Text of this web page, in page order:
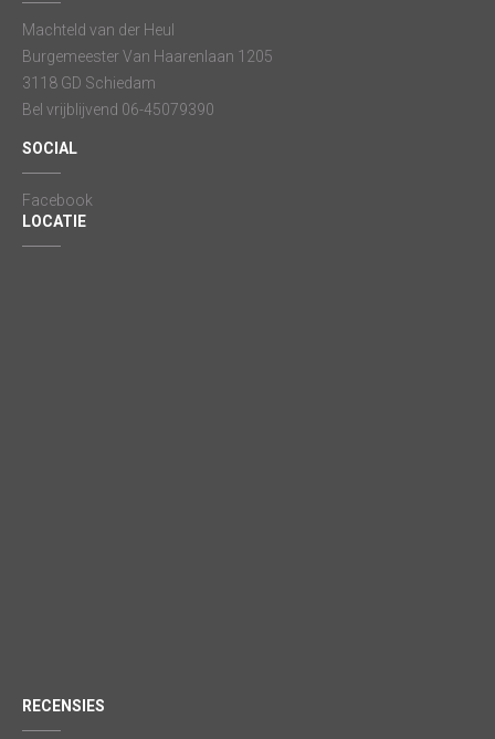
Machteld van der Heul
Burgemeester Van Haarenlaan 1205
3118 GD Schiedam
Bel vrijblijvend 06-45079390
SOCIAL
Facebook
LOCATIE
RECENSIES